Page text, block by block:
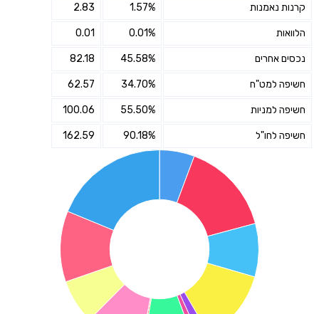
קרנות נאמנות 1.57%
2.83
הלוואות 0.01%
0.01
נכסים אחרים 45.58%
82.18
חשיפה למט"ח 34.70%
62.57
חשיפה למניות 55.50%
100.06
חשיפה לחו"ל 90.18%
162.59